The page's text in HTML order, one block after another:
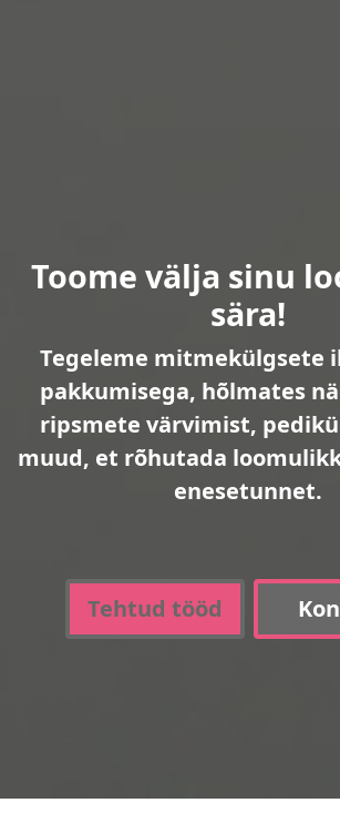
Toome välja sinu
sära!
Tegeleme mitmekülgsete
pakkumisega, hõlmates
ripsmete värvimist,
muud, et rõhutada
enesetunnet.
Tehtud tööd